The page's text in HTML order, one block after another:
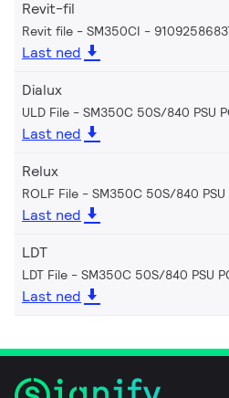
Revit-fil
Revit file - SM350CI -
Last ned
Dialux
ULD File - SM350C 50S/840 PSU
Last ned
Relux
ROLF File - SM350C 50S/840 PSU
Last ned
LDT
LDT File - SM350C 50S/840 PSU
Last ned